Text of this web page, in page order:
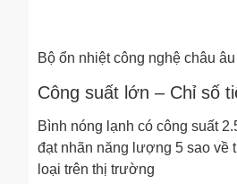
Bộ ổn nhiệt công nghệ châu
Công suất lớn – Chỉ số
Bình nóng lạnh có công suất
đạt nhãn năng lượng 5 sao về
loại trên thị trường